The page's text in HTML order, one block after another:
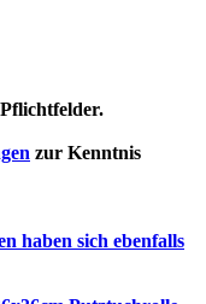
zur Kenntnis
haben sich ebenfalls